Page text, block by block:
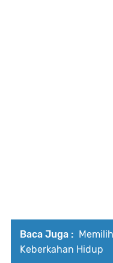
Baca Juga :
Keberkahan Hidup